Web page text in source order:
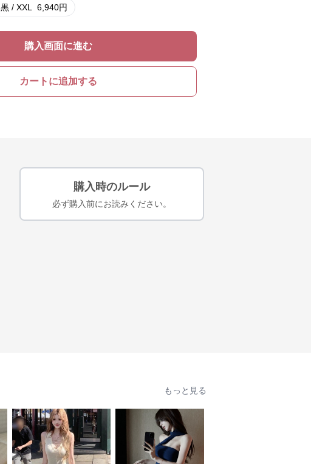
黒 / XXL 6,940円
購入画面に進む
カートに追加する
購入時のルール
必ず購入前にお読みください。
もっと見る